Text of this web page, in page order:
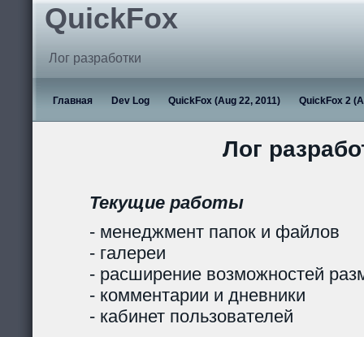
QuickFox
Лог разработки
Главная Dev Log QuickFox (Aug 22, 2011) QuickFox 2
Лог
Текущие работы
- менеджмент папок и файлов
- галереи
- расширение возможностей
- комментарии и дневники
- кабинет пользователей